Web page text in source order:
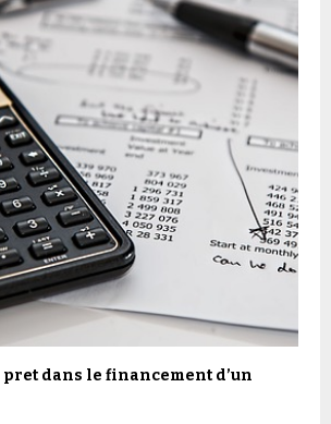
pret dans le financement d’un